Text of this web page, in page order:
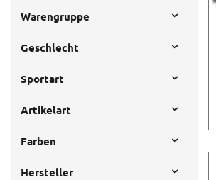
Warengruppe
Geschlecht
Sportart
Artikelart
Farben
Hersteller